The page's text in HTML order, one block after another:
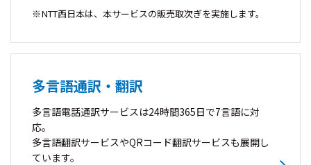
NTT西日本は、本サービスの販売取次ぎを実施します。
多言語通訳・翻訳
多言語電話通訳サービスは24時間365日で7言語に対
応。
多言語翻訳サービスやQRコード翻訳サービスも展開し
ています。